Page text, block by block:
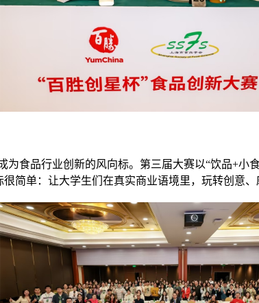
为食品行业创新的风向标。第三届大赛以“饮品+
简单：让大学生们在真实商业语境里，玩转创意